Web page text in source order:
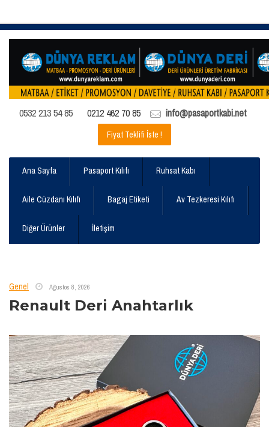
0532 213 54 85 0212 462 70 85 info@pasaportkabi.net
Fiyat Teklifi İste !
Ana Sayfa Pasaport Kılıfı Ruhsat Kabı
Aile Cüzdanı Kılıfı Bagaj Etiketi Av Tezkeresi Kılıfı
Diğer Ürünler İletişim
Genel Ağustos 8, 2026
Renault Deri Anahtarlık